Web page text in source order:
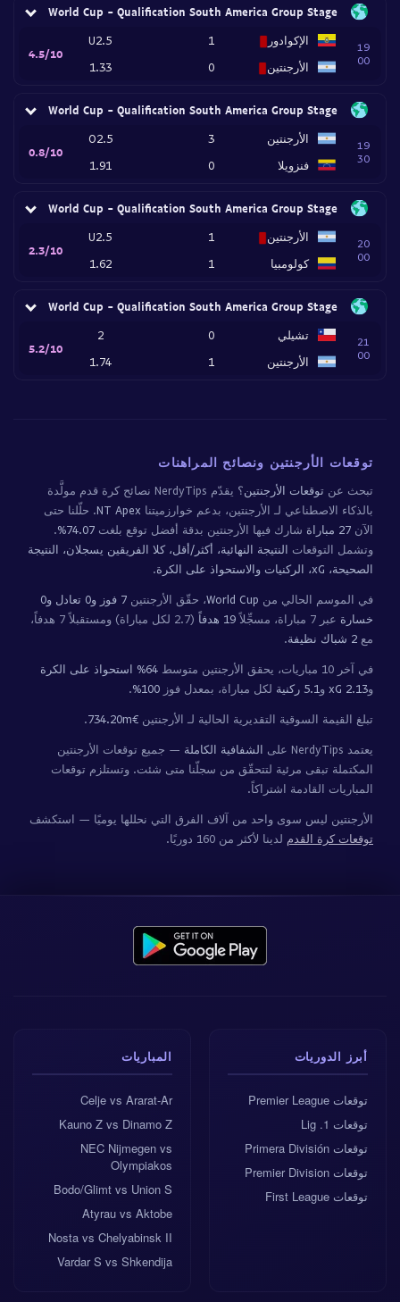
World Cup - Qualification South America Group Stage
19
00
الإكوادور
الأرجنتين
1
0
U2.5
1.33
4.5/10
World Cup - Qualification South America Group Stage
19
30
الأرجنتين
فنزويلا
3
0
O2.5
1.91
0.8/10
World Cup - Qualification South America Group Stage
20
00
الأرجنتين
كولومبيا
1
1
U2.5
1.62
2.3/10
World Cup - Qualification South America Group Stage
21
00
تشيلي
الأرجنتين
0
1
2
1.74
5.2/10
توقعات الأرجنتين ونصائح المراهنات
تبحث عن توقعات الأرجنتين
؟ يقدّم NerdyTips نصائح كرة قدم مولَّدة
بالذكاء الاصطناعي لـ الأرجنتين، بدعم خوارزميتنا NT Apex. حلّلنا حتى
الآن 27 مباراة شارك فيها الأرجنتين بدقة أفضل توقع بلغت 74.07%
.
وتشمل التوقعات النتيجة النهائية، أكثر/أقل، كلا الفريقين يسجلان، النتيجة
الصحيحة، xG، الركنيات والاستحواذ على الكرة
.
في الموسم الحالي من World Cup، حقّق الأرجنتين
7 فوز و0 تعادل و0
خسارة عبر 7 مباراة، مسجِّلاً 19 هدفاً
(2.7 لكل مباراة) ومستقبلاً 7 هدفاً،
مع 2 شباك نظيفة .
في آخر 10 مباريات، يحقق الأرجنتين متوسط
64% استحواذ على الكرة
و2.13 xG و5.1 ركنية لكل مباراة، بمعدل فوز 100%
.
تبلغ القيمة السوقية التقديرية الحالية لـ الأرجنتين €734.20m
.
يعتمد NerdyTips على الشفافية الكاملة — جميع توقعات الأرجنتين
المكتملة تبقى مرئية لتتحقّق من سجلّنا متى شئت. وتستلزم توقعات
المباريات القادمة اشتراكاً.
الأرجنتين ليس سوى واحد من آلاف الفرق التي نحللها يوميًا — استكشف
توقعات كرة القدم لدينا لأكثر من 160 دوريًا.
أبرز الدوريات
توقعات Premier League
توقعات 1. Lig
توقعات Primera División
توقعات Premier Division
توقعات First League
المباريات
Celje vs Ararat-Ar
Kauno Z vs Dinamo Z
NEC Nijmegen vs
Olympiakos
Bodo/Glimt vs Union S
Atyrau vs Aktobe
Nosta vs Chelyabinsk II
Vardar S vs Shkendija